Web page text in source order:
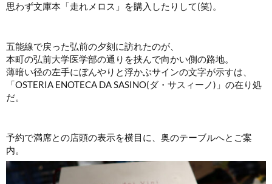
思わず文庫本「走れメロス」を購入したりして(笑)。
五能線で戻った弘前の夕刻に訪れたのが、
本町の弘前大学医学部の通りを挟んで向かい側の路地。
薄暗い径の左手にぼんやりと浮かぶサインの文字が示すは、
「OSTERIA ENOTECA DA SASINO(ダ・サスィーノ)」の在り処
だ。
予約で満席との店頭の表示を横目に、奥のテーブルへとご案
内。